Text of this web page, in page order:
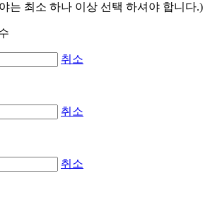
는 최소 하나 이상 선택 하셔야 합니다.)
취소
취소
취소